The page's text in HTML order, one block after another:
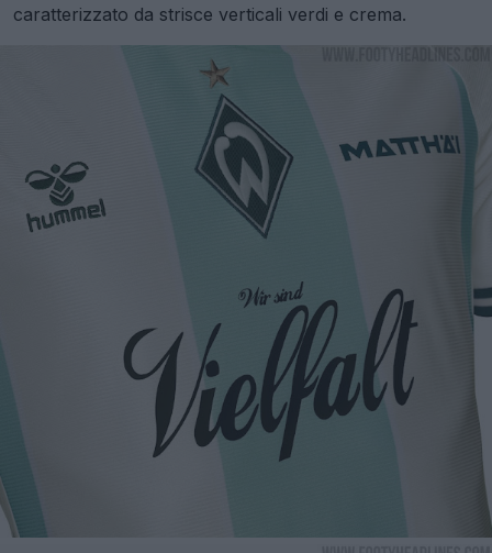
caratterizzato da strisce verticali verdi e crema.